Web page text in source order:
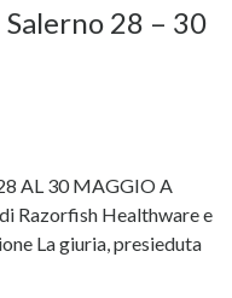
28 – 30
AL 30 MAGGIO A
Razorfish Healthware e
La giuria, presieduta